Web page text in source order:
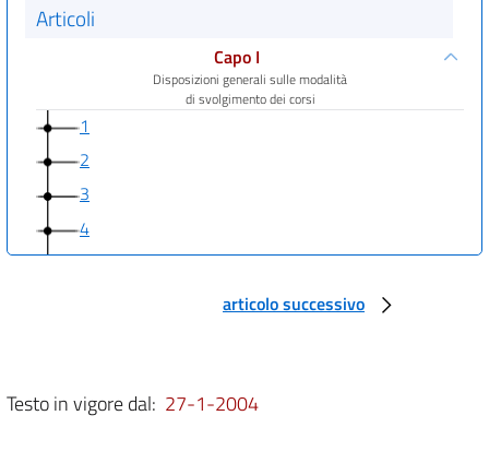
Articoli
Capo I
Disposizioni generali sulle modalità
di svolgimento dei corsi
1
2
3
4
5
Capo II
Corso di formazione tecnico professionale
articolo successivo
Testo in vigore dal: 27-1-2004